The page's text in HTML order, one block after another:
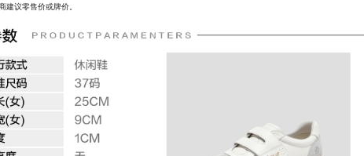
建议零售价或牌价。